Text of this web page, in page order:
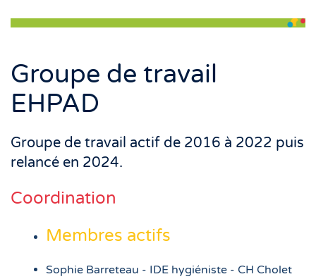
Groupe de travail
EHPAD
Groupe de travail actif de 2016 à 2022 puis
relancé en 2024.
Coordination
Membres actifs
Sophie Barreteau - IDE hygiéniste - CH Cholet